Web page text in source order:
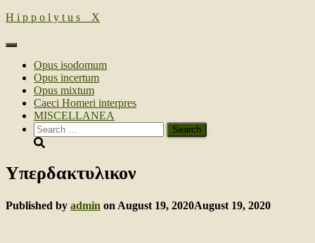
H i p p o l y t u s _ Х
Toggle
NavigationOpus isodomum
Opus incertum
Opus mixtum
Caeci Homeri interpres
MISCELLANEA
Search
for:
Υπερδακτυλικον
Published by admin on August 19, 2020August 19, 2020